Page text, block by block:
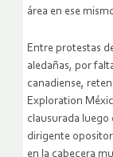
área en ese
Entre protestas
aledañas, por
canadiense,
Exploration
clausurada luego
dirigente
en la cabecera